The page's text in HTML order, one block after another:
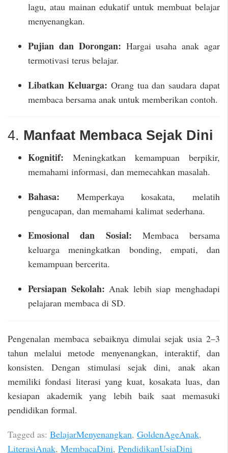
lagu, atau mainan edukatif untuk membuat belajar
menyenangkan.
Pujian dan Dorongan: Hargai usaha anak agar
termotivasi terus belajar.
Libatkan Keluarga: Orang tua dan saudara dapat
membaca bersama anak untuk memberikan contoh.
4. Manfaat Membaca Sejak Dini
Kognitif: Meningkatkan kemampuan berpikir,
memahami informasi, dan memecahkan masalah.
Bahasa: Memperkaya kosakata, melatih
pengucapan, dan memahami kalimat sederhana.
Emosional dan Sosial: Membaca bersama
keluarga meningkatkan bonding, empati, dan
kemampuan bercerita.
Persiapan Sekolah: Anak lebih siap menghadapi
pelajaran membaca di SD.
Pengenalan membaca sebaiknya dimulai sejak usia 2–3
tahun melalui metode menyenangkan, interaktif, dan
konsisten. Dengan stimulasi sejak dini, anak akan
memiliki fondasi literasi yang kuat, kosakata luas, dan
kesiapan akademik yang lebih baik saat memasuki
pendidikan formal.
Tagged as: BelajarMenyenangkan, GoldenAgeAnak,
LiterasiAnak, MembacaDini, PendidikanUsiaDini